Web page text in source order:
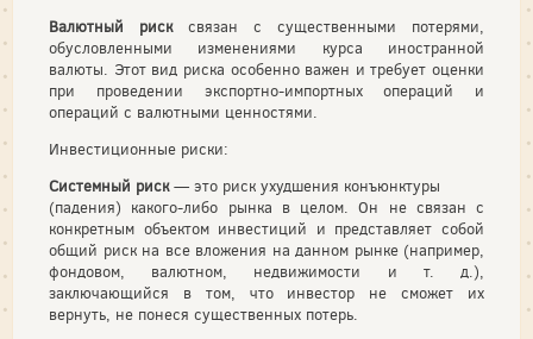
Валютный рисксвязан с существенными потерями,
обусловленными изменениями курса иностранной
валюты. Этот вид риска особенно важен и требует оценки
при проведении экспортно-импортных операций и
операций с валютными цен­ностями.
Инвестиционные риски:
Системный риск— это риск ухудшения конъюнктуры
(падения) какого-либо рынка в целом. Он не связан с
конкрет­ным объектом инвестиций и представляет собой
общий риск на все вложения на данном рынке (например,
фондовом, валют­ном, недвижимости и т. д.),
заключающийся в том, что инве­стор не сможет их
вернуть, не понеся существенных потерь.